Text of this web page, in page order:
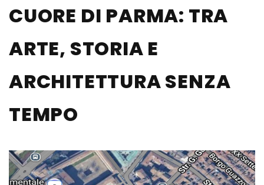
CUORE DI PARMA: TRA
ARTE, STORIA E
ARCHITETTURA SENZA
TEMPO